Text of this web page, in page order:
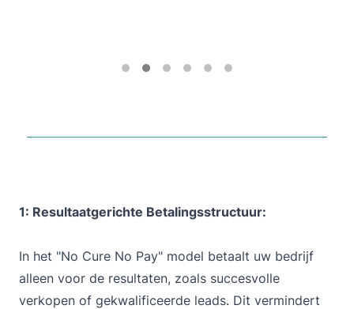
1: Resultaatgerichte Betalingsstructuur:
In het "No Cure No Pay" model betaalt uw bedrijf
alleen voor de resultaten, zoals succesvolle
verkopen of gekwalificeerde leads. Dit vermindert